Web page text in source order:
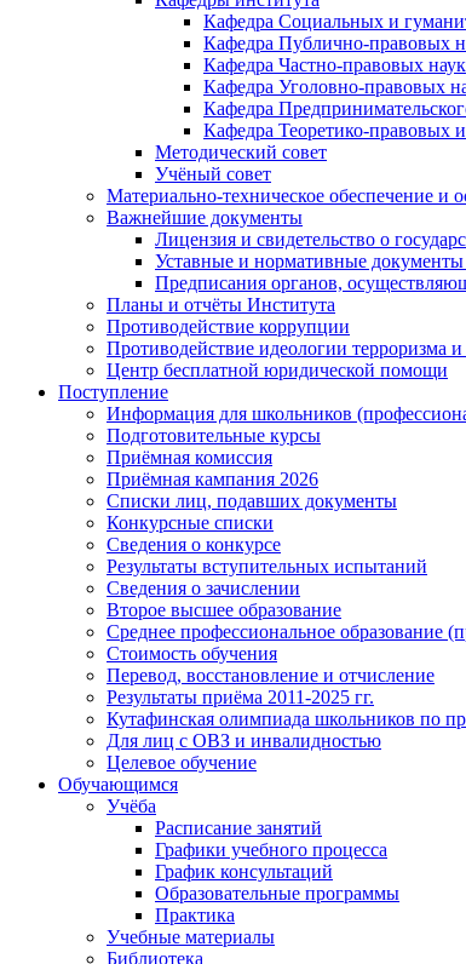
Кафедра Социальных и
Кафедра Публично-правовых
Кафедра Частно-правовых наук
Кафедра Уголовно-правовых
Кафедра
Кафедра Теоретико-правовых
Методический совет
Учёный совет
Материально-техническое обеспечение и
Важнейшие документы
Лицензия и свидетельство о
Уставные и нормативные документы
Предписания органов,
Планы и отчёты Института
Противодействие коррупции
Противодействие идеологии терроризма и
Центр бесплатной юридической помощи
Поступление
Информация для школьников
Подготовительные курсы
Приёмная комиссия
Приёмная кампания 2026
Списки лиц, подавших документы
Конкурсные списки
Сведения о конкурсе
Результаты вступительных испытаний
Сведения о зачислении
Второе высшее образование
Среднее профессиональное образование
Стоимость обучения
Перевод, восстановление и отчисление
Результаты приёма 2011-2025 гг.
Кутафинская олимпиада школьников по
Для лиц с ОВЗ и инвалидностью
Целевое обучение
Обучающимся
Учёба
Расписание занятий
Графики учебного процесса
График консультаций
Образовательные программы
Практика
Учебные материалы
Библиотека